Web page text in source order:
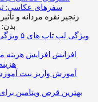
سفرهای عکاسی:
زنجیر نقره مردانه و
۵ ویژگی لپ تاپ های
افزایش
آموزش واریز بیت